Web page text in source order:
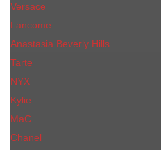
Versace
Lancome
Anastasia Beverly Hills
Tarte
NYX
Kylie
MaC
Сhanеl